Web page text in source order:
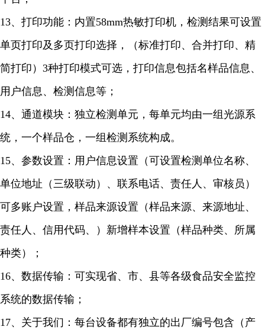
13、打印功能：内置58mm热敏打印机，检测结果可设置
单页打印及多页打印选择，（标准打印、合并打印、精
简打印）3种打印模式可选，打印信息包括名样品信息、
用户信息、检测信息等；
14、通道模块：独立检测单元，每单元均由一组光源系
统，一个样品仓，一组检测系统构成。
15、参数设置：用户信息设置（可设置检测单位名称、
单位地址（三级联动）、联系电话、责任人、审核员）
可多账户设置，样品来源设置（样品来源、来源地址、
责任人、信用代码、）新增样本设置（样品种类、所属
种类）；
16、数据传输：可实现省、市、县等各级食品安全监控
系统的数据传输；
17、关于我们：每台设备都有独立的出厂编号包含（产